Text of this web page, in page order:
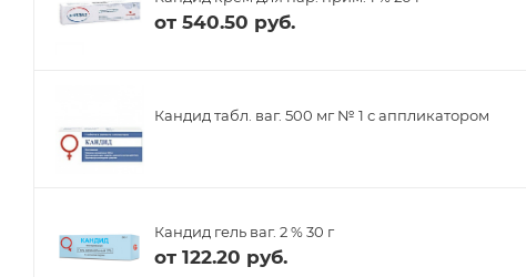
от 540.50 руб.
Кандид табл. ваг. 500 мг № 1 с аппликатором
Кандид гель ваг. 2 % 30 г
от 122.20 руб.